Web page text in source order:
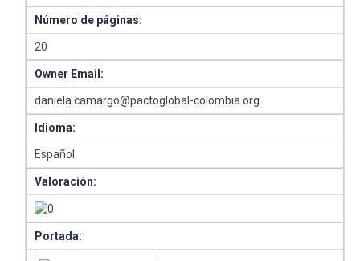
Número de páginas:
20
Owner Email:
daniela.camargo@pactoglobal-colombia.org
Idioma:
Español
Valoración:
Portada: